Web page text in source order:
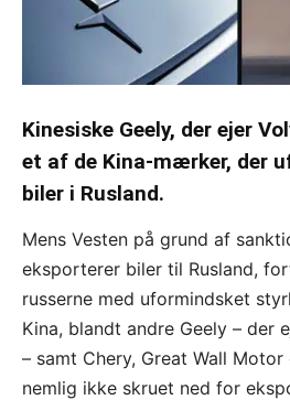
Kinesiske Geely, der ejer
et af de Kina-mærker, der
biler i Rusland.
Mens Vesten på grund af
eksporterer biler til Rusland,
russerne med uformindsket
Kina, blandt andre Geely – der
– samt Chery, Great Wall
nemlig ikke skruet ned for